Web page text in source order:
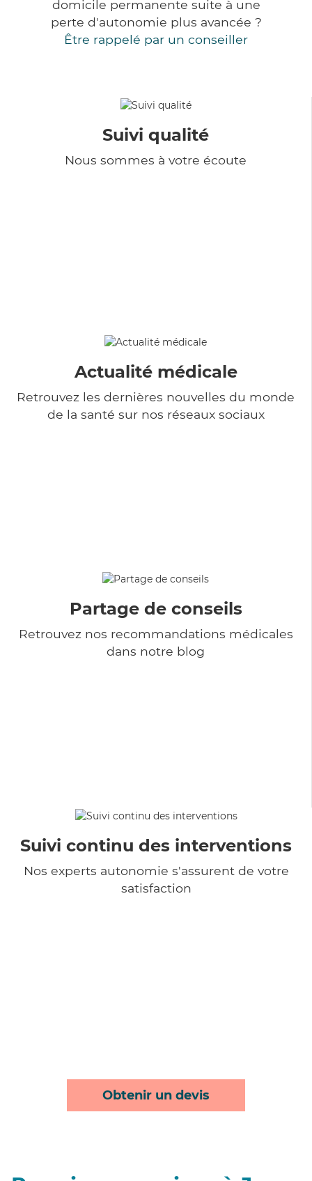
domicile permanente suite à une
perte d'autonomie plus avancée ?
Être rappelé par un conseiller
Suivi qualité
Nous sommes à votre écoute
Actualité médicale
Retrouvez les dernières nouvelles du monde
de la santé sur nos réseaux sociaux
Partage de conseils
Retrouvez nos recommandations médicales
dans notre blog
Suivi continu des interventions
Nos experts autonomie s'assurent de votre
satisfaction
Obtenir un devis